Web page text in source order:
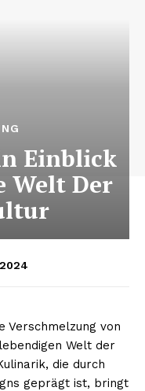
Einblick
Welt Der
Verschmelzung von
Welt der
die durch
geprägt ist, bringt